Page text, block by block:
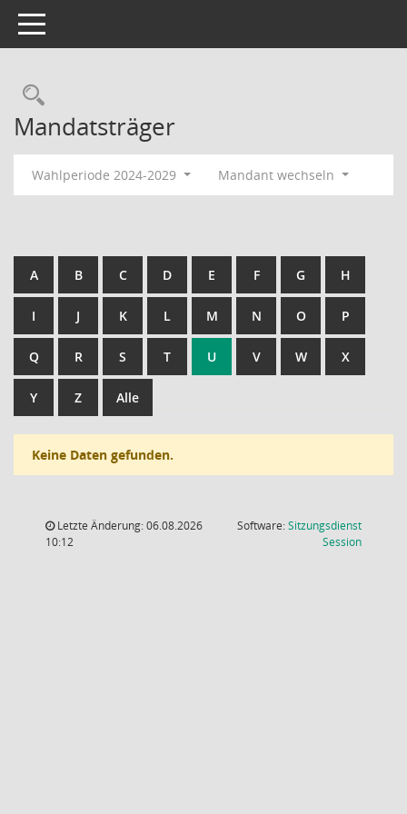
Toggle navigation
Rechercheauswahl
Mandatsträger
Wahlperiode 2024-2029 Mandant wechseln
A B C D E F G H
I J K L M N O P
Q R S T U V W X
Y Z Alle
Keine Daten gefunden.
Letzte Änderung: 06.08.2026
10:12
Software:Sitzungsdienst
Session(Wird in